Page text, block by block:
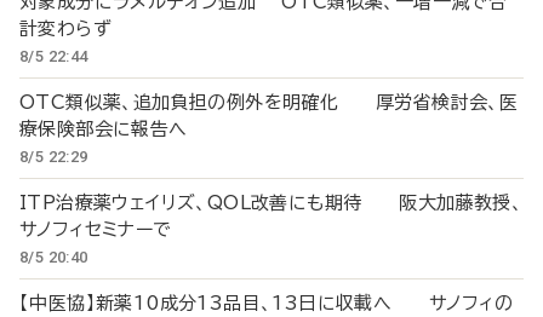
計変わらず
8/5 22:44
OTC類似薬、追加負担の例外を明確化 厚労省検討会、医
療保険部会に報告へ
8/5 22:29
ITP治療薬ウェイリズ、QOL改善にも期待 阪大加藤教授、
サノフィセミナーで
8/5 20:40
【中医協】新薬10成分13品目、13日に収載へ サノフィの